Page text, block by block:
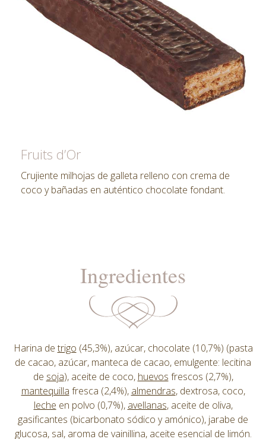
Fruits d’Or
Crujiente milhojas de galleta relleno con crema de
coco y bañadas en auténtico chocolate fondant.
Ingredientes
Harina de trigo (45,3%), azúcar, chocolate (10,7%) (pasta
de cacao, azúcar, manteca de cacao, emulgente: lecitina
de soja), aceite de coco, huevos frescos (2,7%),
mantequilla fresca (2,4%), almendras, dextrosa, coco,
leche en polvo (0,7%), avellanas, aceite de oliva,
gasificantes (bicarbonato sódico y amónico), jarabe de
glucosa, sal, aroma de vainillina, aceite esencial de limón.